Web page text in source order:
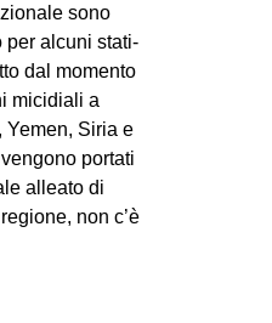
sono
alcuni stati-
dal momento
micidiali a
Yemen, Siria e
portati
alleato di
non c’è